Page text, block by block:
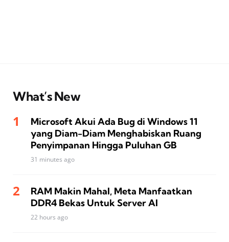
What’s New
Microsoft Akui Ada Bug di Windows 11
yang Diam-Diam Menghabiskan Ruang
Penyimpanan Hingga Puluhan GB
31 minutes ago
RAM Makin Mahal, Meta Manfaatkan
DDR4 Bekas Untuk Server AI
22 hours ago